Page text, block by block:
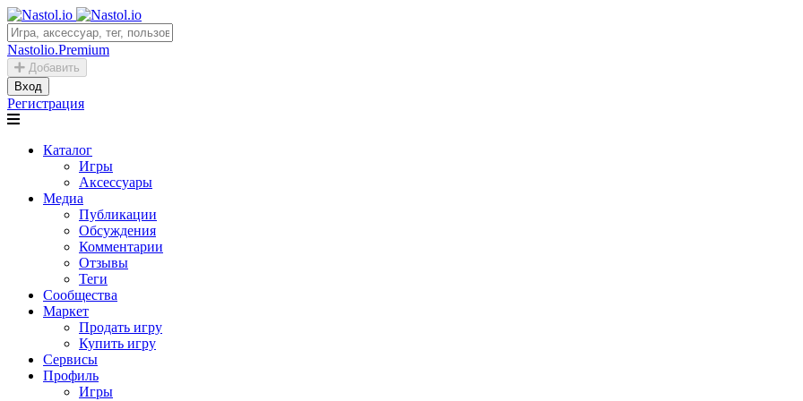
Nastolio.Premium
Добавить
Вход
Регистрация
Каталог
Игры
Аксессуары
Медиа
Публикации
Обсуждения
Комментарии
Отзывы
Теги
Сообщества
Маркет
Продать игру
Купить игру
Сервисы
Профиль
Игры